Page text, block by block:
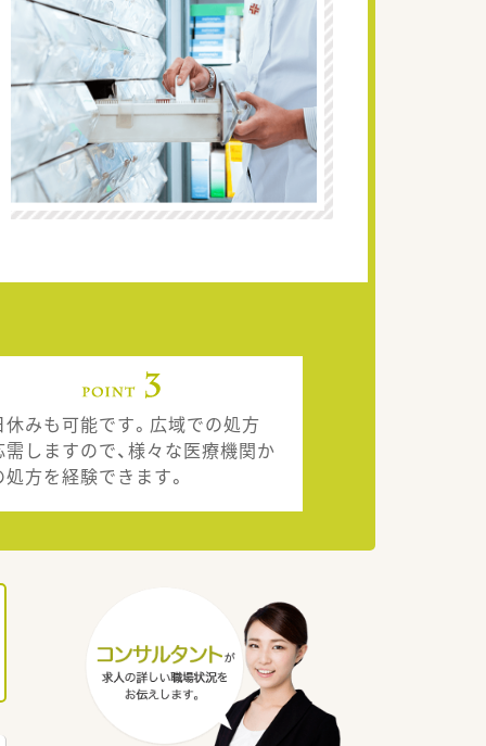
休みも可能です。広域での処方
需しますので、様々な医療機関か
処方を経験できます。